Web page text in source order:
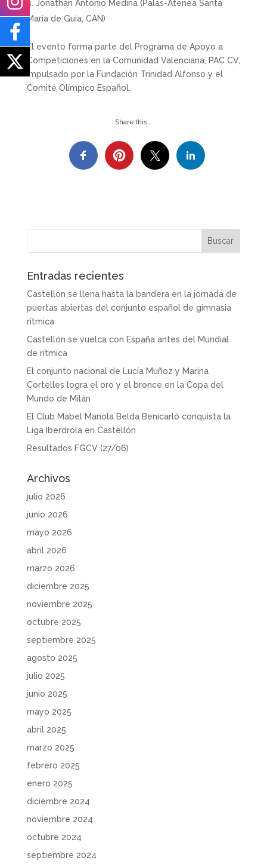
Jonathan Antonio Medina (Palas-Atenea Santa
Maria de Guia, CAN)
El evento forma parte del Programa de Apoyo a
Competiciones en la Comunidad Valenciana, PAC CV,
impulsado por la Fundación Trinidad Alfonso y el
Comité Olímpico Español.
Share this…
Entradas recientes
Castellón se llena hasta la bandera en la jornada de
puertas abiertas del conjunto español de gimnasia
rítmica
Castellón se vuelca con España antes del Mundial
de rítmica
El conjunto nacional de Lucía Muñoz y Marina
Cortelles logra el oro y el bronce en la Copa del
Mundo de Milán
El Club Mabel Manola Belda Benicarló conquista la
Liga Iberdrola en Castellón
Resultados FGCV (27/06)
Archivos
julio 2026
junio 2026
mayo 2026
abril 2026
marzo 2026
diciembre 2025
noviembre 2025
octubre 2025
septiembre 2025
agosto 2025
julio 2025
junio 2025
mayo 2025
abril 2025
marzo 2025
febrero 2025
enero 2025
diciembre 2024
noviembre 2024
octubre 2024
septiembre 2024